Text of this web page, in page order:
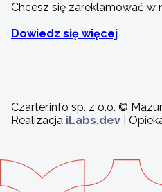
Chcesz się zareklamować w
Dowiedz się więcej
Czarter.info sp. z o.o. ©
Realizacja iLabs.dev |